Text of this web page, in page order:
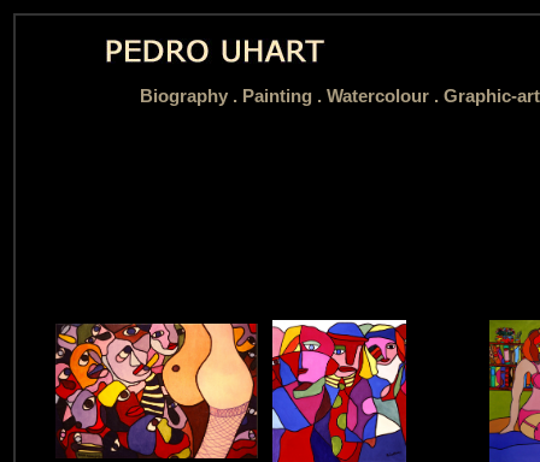
Biography . Painting . Watercolour . Graphic-